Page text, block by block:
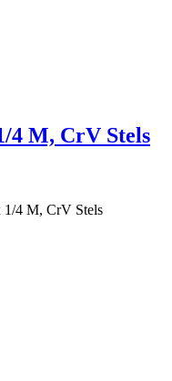
4 M, CrV Stels
1/4 M, CrV Stels